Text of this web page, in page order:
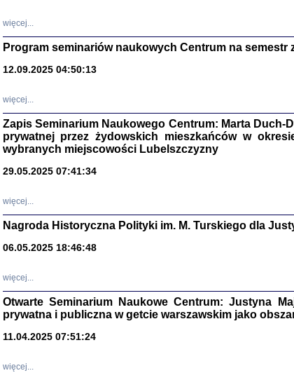
red. i
więcej...
Program seminariów naukowych Centrum na semestr
12.09.2025 04:50:13
więcej...
Zapis Seminarium Naukowego Centrum: Marta Duch-
prywatnej przez żydowskich mieszkańców w
wybranych miejscowości Lubelszczyzny
29.05.2025 07:41:34
więcej...
Nagroda Historyczna Polityki im. M. Turskiego dla
06.05.2025 18:46:48
więcej...
Otwarte Seminarium Naukowe Centrum: Justyna
prywatna i publiczna w getcie warszawskim jako
11.04.2025 07:51:24
więcej...